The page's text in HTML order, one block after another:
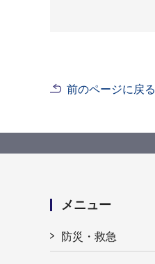
前のページに戻る
メニュー
防災・救急